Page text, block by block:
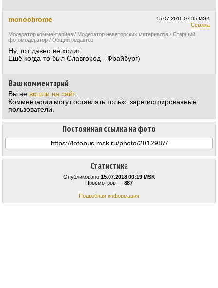
Статистика
Опубликовано 15.07.2018 00:19 MSK
Просмотров — 887
Подробная информация
Постоянная ссылка на фото
15.07.2018 07:35 MSK
Ссылка
monochrome
Модератор комментариев / Модератор неавторских материалов / Старший
фотомодератор / Общий редактор
Ну, тот давно не ходит.
Ещё когда-то был Славгород - Фрайбург)
Ваш комментарий
Вы не вошли на сайт.
Комментарии могут оставлять только зарегистрированные
пользователи.